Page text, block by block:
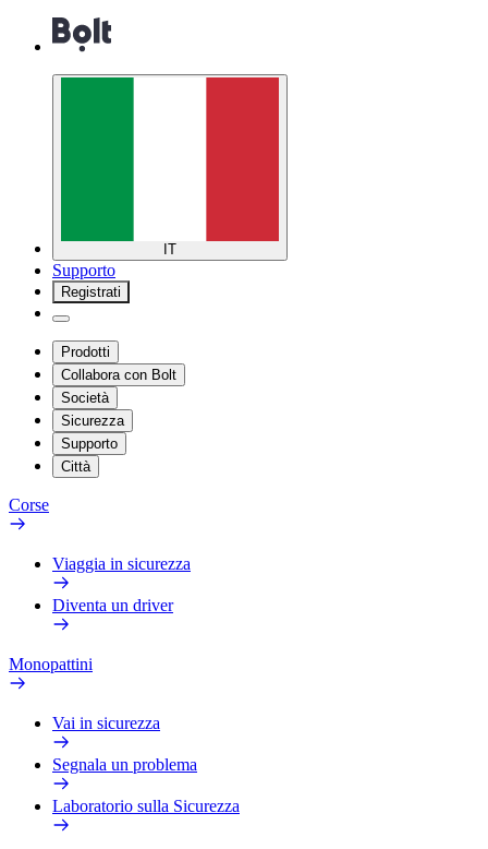
IT
Supporto
Registrati
Prodotti
Collabora con Bolt
Società
Sicurezza
Supporto
Città
Corse
Viaggia in sicurezza
Diventa un driver
Monopattini
Vai in sicurezza
Segnala un problema
Laboratorio sulla Sicurezza